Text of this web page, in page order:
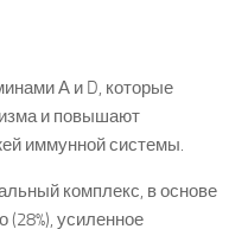
А и D, которые
и повышают
иммунной системы.
комплекс, в основе
(28%), усиленное